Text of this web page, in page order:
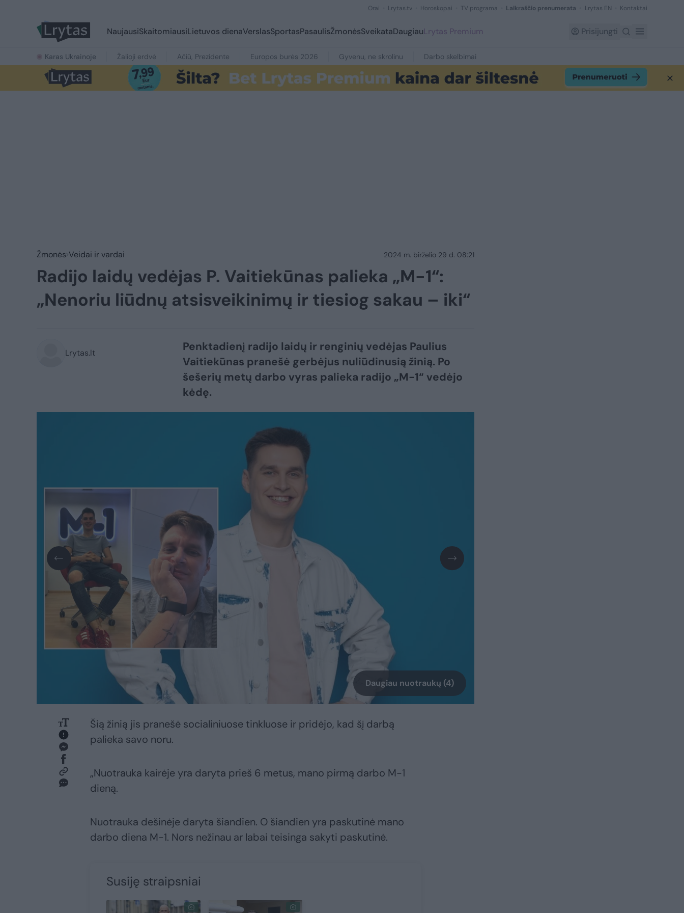
Orai Lrytas.tv Horoskopai TV programa Laikraščio prenumerata Lrytas EN Kontaktai
NaujausiSkaitomiausiLietuvos dienaVerslasSportasPasaulisŽmonėsSveikataDaugiauLrytas Premium Prisijungti
Karas Ukrainoje Žalioji erdvė Ačiū, Prezidente Europos burės 2026 Gyvenu, ne skrolinu Darbo skelbimai
Žmonės Veidai ir vardai 2024 m. birželio 29 d. 08:21
Radijo laidų vedėjas P. Vaitiekūnas palieka „M-1“:
„Nenoriu liūdnų atsisveikinimų ir tiesiog sakau – iki“
Lrytas.lt
Penktadienį radijo laidų ir renginių vedėjas Paulius
Vaitiekūnas pranešė gerbėjus nuliūdinusią žinią. Po
šešerių metų darbo vyras palieka radijo „M-1“ vedėjo
kėdę.
Daugiau nuotraukų (4)
Šią žinią jis pranešė socialiniuose tinkluose ir pridėjo, kad šį darbą
palieka savo noru.
„Nuotrauka kairėje yra daryta prieš 6 metus, mano pirmą darbo M-1
dieną.
Nuotrauka dešinėje daryta šiandien. O šiandien yra paskutinė mano
darbo diena M-1. Nors nežinau ar labai teisinga sakyti paskutinė.
Susiję straipsniai